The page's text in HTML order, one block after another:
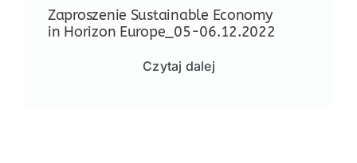
Zaproszenie Sustainable Economy
in Horizon Europe_05-06.12.2022
Czytaj dalej